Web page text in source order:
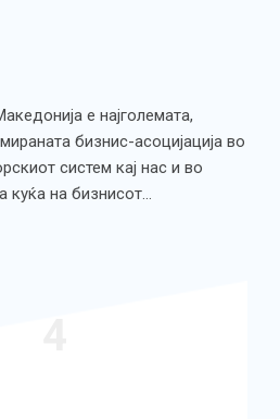
е најголемата,
бизнис-асоцијација во
систем кај нас и во
куќа на бизнисот…